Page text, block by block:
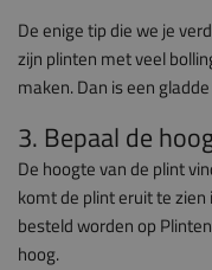
De enige tip die we je
zijn plinten met veel
maken. Dan is een
3. Bepaal de
De hoogte van de plint
komt de plint eruit te
besteld worden op
hoog.